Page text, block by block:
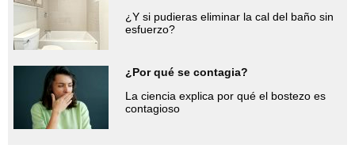
¿Y si pudieras eliminar la cal del baño sin
esfuerzo?
¿Por qué se contagia?
La ciencia explica por qué el bostezo es
contagioso